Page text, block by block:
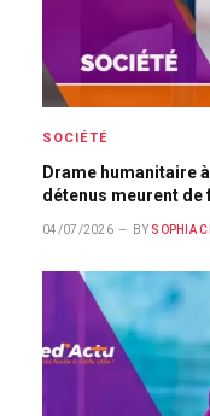
SOCIÉTÉ
Drame humanitaire
détenus meurent de
04/07/2026 BY SOPHIA